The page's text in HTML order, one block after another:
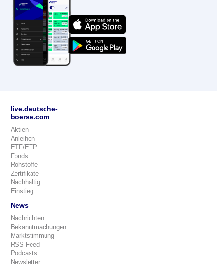
live.deutsche-
boerse.com
Aktien
Anleihen
ETF/ETP
Fonds
Rohstoffe
Zertifikate
Nachhaltig
Einstieg
News
Nachrichten
Bekanntmachungen
Marktstimmung
RSS-Feed
Podcasts
Newsletter